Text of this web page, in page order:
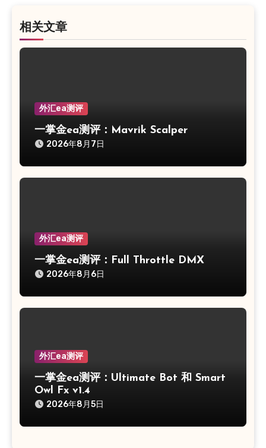
相关文章
外汇ea测评
一掌金ea测评：Mavrik Scalper
2026年8月7日
外汇ea测评
一掌金ea测评：Full Throttle DMX
2026年8月6日
外汇ea测评
一掌金ea测评：Ultimate Bot 和 Smart
Owl Fx v1.4
2026年8月5日